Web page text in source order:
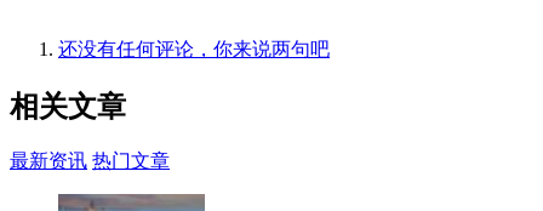
还没有任何评论，你来说两句吧
相关文章
最新资讯 热门文章